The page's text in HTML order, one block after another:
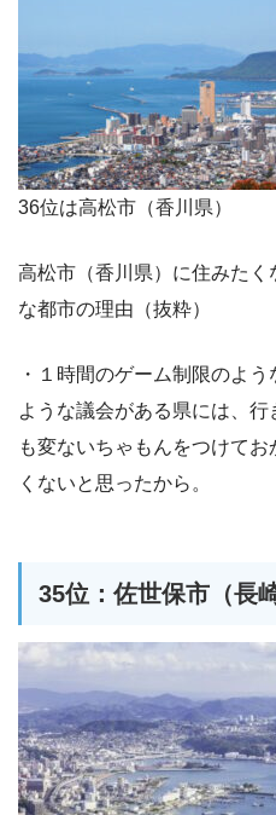
36位は高松市（香川県）
高松市（香川県）に住みた
な都市の理由（抜粋）
・１時間のゲーム制限のよ
ような議会がある県には、
も変ないちゃもんをつけて
くないと思ったから。
35位：佐世保市（長